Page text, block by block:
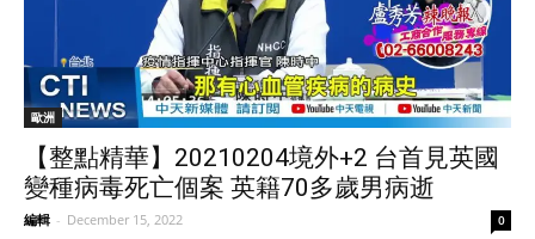
歐洲
【整點精華】20210204境外+2 台首見英國
變種病毒死亡個案 英籍70多歲男病逝
編輯 - December 15, 2022 0